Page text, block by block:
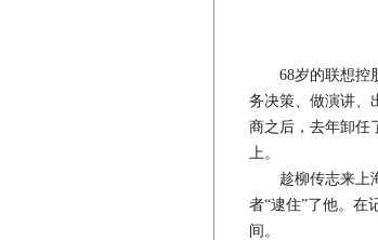
68岁的联想控股
务决策、做演讲、
商之后，去年卸任
上。
趁柳传志来上海
者“逮住”了他。在
间。